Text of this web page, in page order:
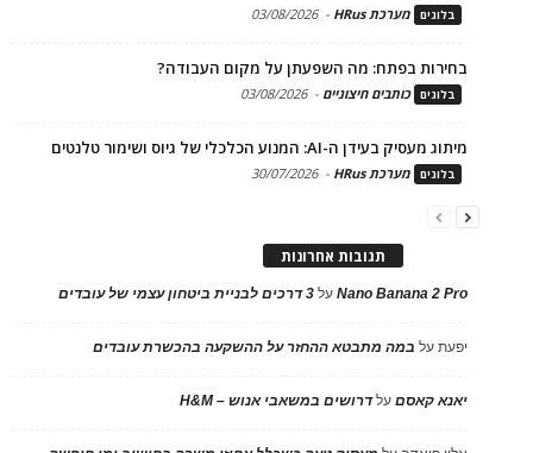
בלוגים מערכת HRus -
03/08/2026
בחירות בפתח: מה השפעתן על מקום העבודה?
בלוגים כותבים חיצוניים -
03/08/2026
מיתוג מעסיק בעידן ה-AI: המנוע הכלכלי של גיוס ושימור טלנטים
בלוגים מערכת HRus -
30/07/2026
תגובות אחרונות
Nano Banana 2 Proעל 3 דרכים לבניית ביטחון עצמי של עובדים
יפעתעל במה מתבטא ההחזר על ההשקעה בהכשרת עובדים
יאנא קאסםעלדרושים במשאבי אנוש – H&M